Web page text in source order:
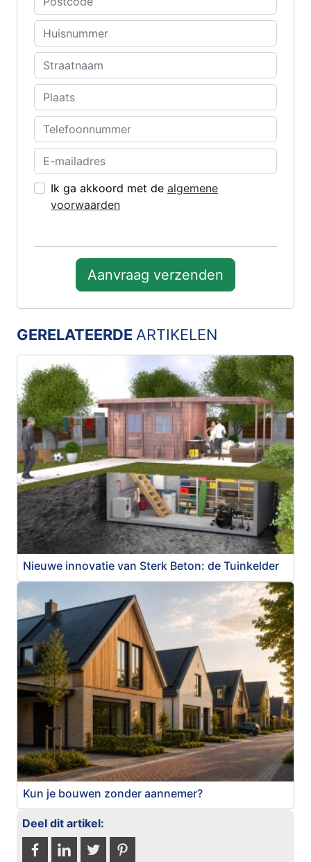
Ik ga akkoord met de algemene
voorwaarden
Aanvraag verzenden
GERELATEERDE ARTIKELEN
Nieuwe innovatie van Sterk Beton: de Tuinkelder
Kun je bouwen zonder aannemer?
Deel dit artikel: